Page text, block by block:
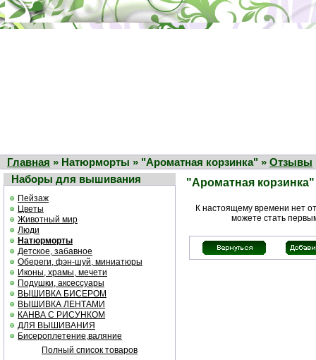
Главная » Натюрморты » "Ароматная корзинка" » Отзывы
Наборы для вышивания
Пейзаж
Цветы
Животный мир
Люди
Натюрморты
Детское, забавное
Обереги, фэн-шуй, миниатюры
Иконы, храмы, мечети
Подушки, аксессуары
ВЫШИВКА БИСЕРОМ
ВЫШИВКА ЛЕНТАМИ
КАНВА С РИСУНКОМ
ДЛЯ ВЫШИВАНИЯ
Бисероплетение,валяние
Полный список товаров
"Ароматная корзинка"
К настоящему времени нет
можете стать